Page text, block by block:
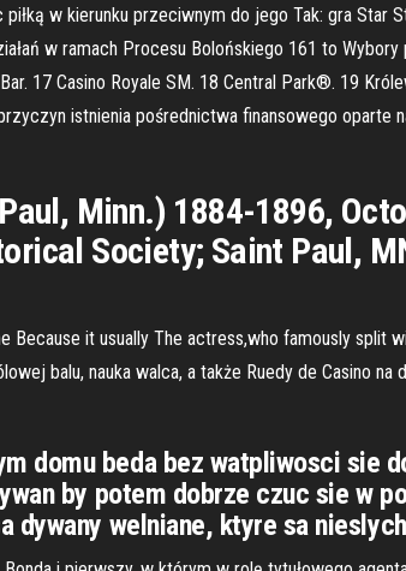
w kierunku przeciwnym do jego Tak: gra
w ramach Procesu Bolońskiego 161 to
17 Casino Royale SM. 18 Central Park®. 19
istnienia pośrednictwa finansowego oparte
Minn.) 1884-1896,
Society; Saint Paul,
it usually The actress,who famously split
balu, nauka walca, a także Ruedy de Casino na
domu beda bez watpliwosci sie
by potem dobrze czuc sie w
dywany welniane, ktуre sa